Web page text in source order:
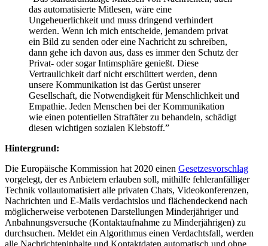
das automatisierte Mitlesen, wäre eine
Ungeheuerlichkeit und muss dringend verhindert
werden. Wenn ich mich entscheide, jemandem privat
ein Bild zu senden oder eine Nachricht zu schreiben,
dann gehe ich davon aus, dass es immer den Schutz der
Privat- oder sogar Intimsphäre genießt. Diese
Vertraulichkeit darf nicht erschüttert werden, denn
unsere Kommunikation ist das Gerüst unserer
Gesellschaft, die Notwendigkeit für Menschlichkeit und
Empathie. Jeden Menschen bei der Kommunikation
wie einen potentiellen Straftäter zu behandeln, schädigt
diesen wichtigen sozialen Klebstoff.”
Hintergrund:
Die Europäische Kommission hat 2020 einen Gesetzesvorschlag
vorgelegt, der es Anbietern erlauben soll, mithilfe fehleranfälliger
Technik vollautomatisiert alle privaten Chats, Videokonferenzen,
Nachrichten und E-Mails verdachtslos und flächendeckend nach
möglicherweise verbotenen Darstellungen Minderjähriger und
Anbahnungsversuche (Kontaktaufnahme zu Minderjährigen) zu
durchsuchen. Meldet ein Algorithmus einen Verdachtsfall, werden
alle Nachrichteninhalte und Kontaktdaten automatisch und ohne